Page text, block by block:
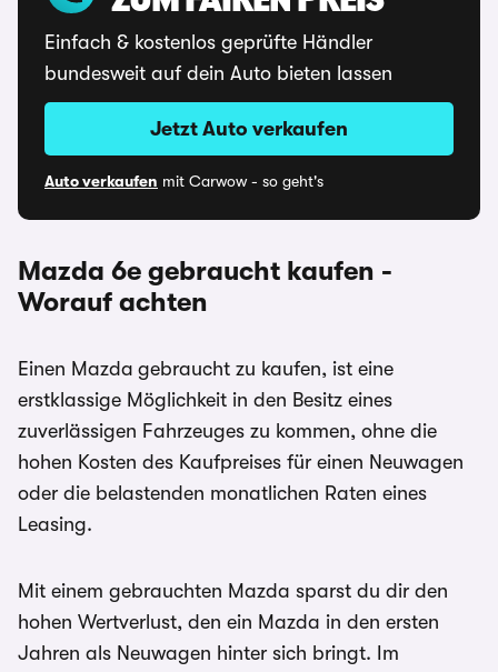
Einfach & kostenlos geprüfte Händler
bundesweit auf dein Auto bieten lassen
Jetzt Auto verkaufen
Auto verkaufen mit Carwow - so geht's
Mazda 6e gebraucht kaufen -
Worauf achten
Einen Mazda gebraucht zu kaufen, ist eine
erstklassige Möglichkeit in den Besitz eines
zuverlässigen Fahrzeuges zu kommen, ohne die
hohen Kosten des Kaufpreises für einen Neuwagen
oder die belastenden monatlichen Raten eines
Leasing.
Mit einem gebrauchten Mazda sparst du dir den
hohen Wertverlust, den ein Mazda in den ersten
Jahren als Neuwagen hinter sich bringt. Im